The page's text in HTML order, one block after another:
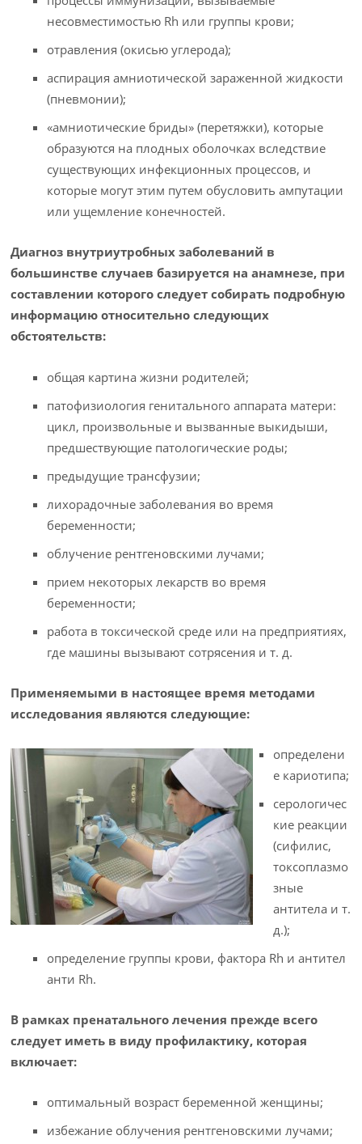
несовместимостью Rh или группы крови;
отравления (окисью углерода);
аспирация амниотической зараженной жидкости
(пневмонии);
«амниотические бриды» (перетяжки), которые
образуются на плодных оболочках вследствие
существующих инфекционных процессов, и
которые могут этим путем обусловить ампутации
или ущемление конечностей.
Диагноз внутриутробных заболеваний в
большинстве случаев базируется на анамнезе, при
составлении которого следует собирать подробную
информацию относительно следующих
обстоятельств:
общая картина жизни родителей;
патофизиология генитального аппарата матери:
цикл, произвольные и вызванные выкидыши,
предшествующие патологические роды;
предыдущие трансфузии;
лихорадочные заболевания во время
беременности;
облучение рентгеновскими лучами;
прием некоторых лекарств во время
беременности;
работа в токсической среде или на предприятиях,
где машины вызывают сотрясения и т. д.
Применяемыми в настоящее время методами
исследования являются следующие:
определени
е кариотипа;
серологичес
кие реакции
(сифилис,
токсоплазмо
зные
антитела и т.
д.);
определение группы крови, фактора Rh и антител
анти Rh.
В рамках пренатального лечения прежде всего
следует иметь в виду профилактику, которая
включает:
оптимальный возраст беременной женщины;
избежание облучения рентгеновскими лучами;